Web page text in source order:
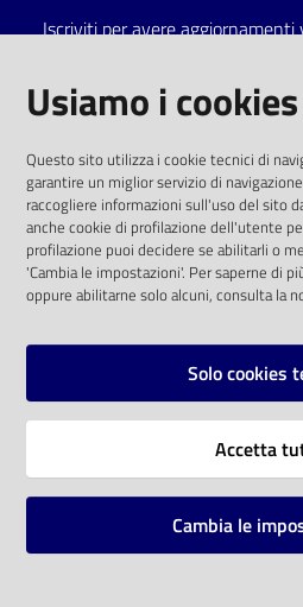
Iscriviti per avere aggiornamenti
solo alle condizioni previste
comunitaria 2003/98/CE e dal
SOCIAL
Instagram
Vai alla pagina
Mappa del sito
Usiamo i cookies
Questo sito utilizza i cookie tecnici di
garantire un miglior servizio di
raccogliere informazioni sull'uso del sito
anche cookie di profilazione dell'utente
profilazione puoi decidere se abilitarli o
'Cambia le impostazioni'. Per saperne di
oppure abilitarne solo alcuni, consulta la
Solo cookies
Accetta
Cambia le